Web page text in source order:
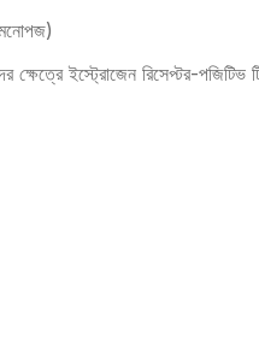
ক্ষেত্রে ইস্ট্রোজেন রিসেপ্টর-